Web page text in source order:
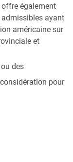
également
admissibles ayant
américaine sur
et
des
pour